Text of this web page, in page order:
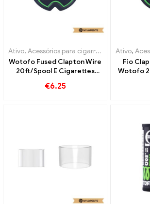
Ativo, Acessórios para cigarros eletrônicos
Wotofo Fused Clapton Wire
20ft/Spool E Cigarettes
€6.25
Ativo,
Fio
Wotofo